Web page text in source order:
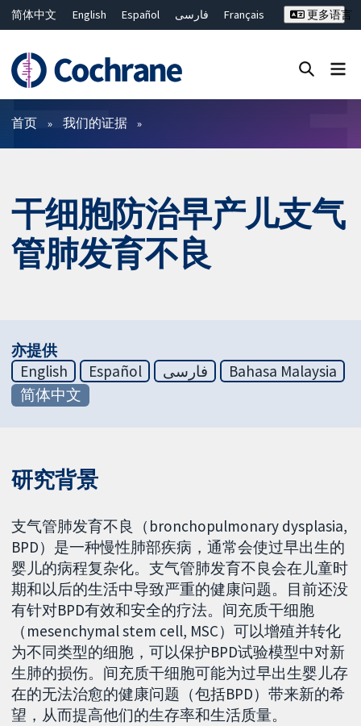
简体中文 English Español فارسی
Français
ไทย
繁體中文
更多语言
过滤
首页 我们的证据
干细胞防治早产儿支气
管肺发育不良
亦提供
English
Español فارسی
Bahasa Malaysia
简体中文
研究背景
支气管肺发育不良（bronchopulmonary dysplasia,
BPD）是一种慢性肺部疾病，通常会使过早出生的
婴儿的病程复杂化。支气管肺发育不良会在儿童时
期和以后的生活中导致严重的健康问题。目前还没
有针对BPD有效和安全的疗法。间充质干细胞
（mesenchymal stem cell, MSC）可以增殖并转化
为不同类型的细胞，可以保护BPD试验模型中对新
生肺的损伤。间充质干细胞可能为过早出生婴儿存
在的无法治愈的健康问题（包括BPD）带来新的希
望，从而提高他们的生存率和生活质量。